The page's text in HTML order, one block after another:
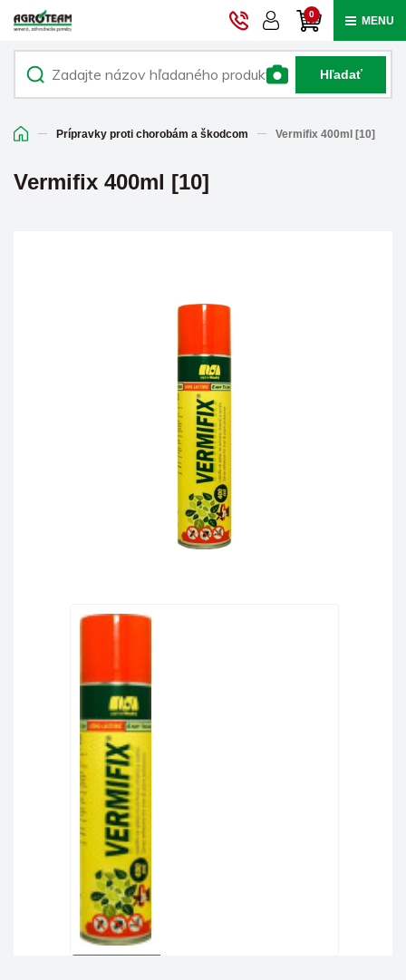
0 MENU
Hľadať
Prípravky proti chorobám a škodcom Vermifix 400ml [10]
Vermifix 400ml [10]